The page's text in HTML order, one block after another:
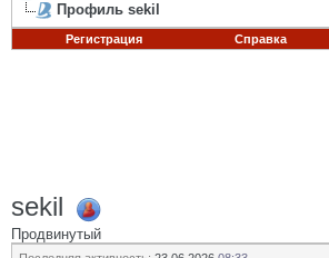
Профиль sekil
Регистрация Справка
sekil
Продвинутый